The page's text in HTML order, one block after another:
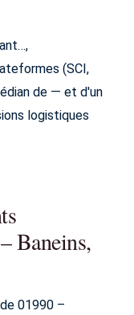
(SCI,
de — et d'un
logistiques
Baneins,
01990 –